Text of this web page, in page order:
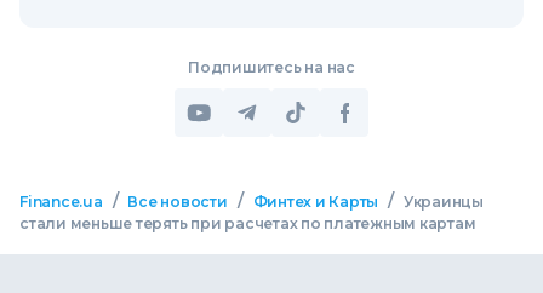
Подпишитесь на нас
Finance.ua / Все новости / Финтех и Карты / Украинцы
стали меньше терять при расчетах по платежным картам